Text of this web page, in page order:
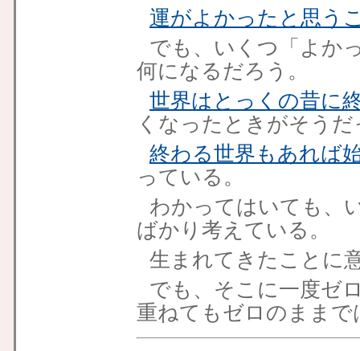
運がよかったと思う
でも、いくつ「よか
何になるだろう。
世界はとっくの昔に
くなったときがそう
終わる世界もあれば
っている。
わかってはいても、
ばかり考えている。
生まれてきたことに
でも、そこに一度ゼ
重ねてもゼロのままで